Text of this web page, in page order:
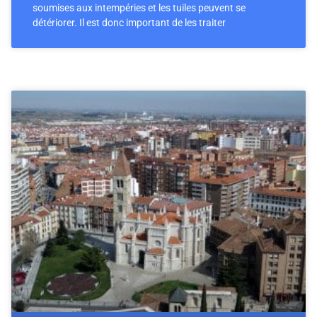
soumises aux intempéries et les tuiles peuvent se
détériorer. Il est donc important de les traiter